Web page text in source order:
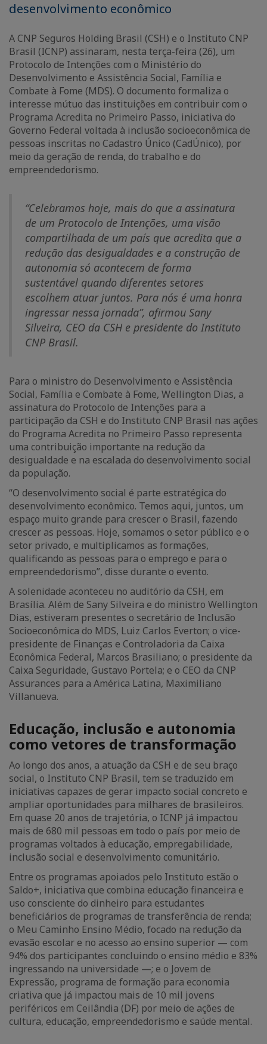
desenvolvimento econômico
A CNP Seguros Holding Brasil (CSH) e o Instituto CNP
Brasil (ICNP) assinaram, nesta terça-feira (26), um
Protocolo de Intenções com o Ministério do
Desenvolvimento e Assistência Social, Família e
Combate à Fome (MDS). O documento formaliza o
interesse mútuo das instituições em contribuir com o
Programa Acredita no Primeiro Passo, iniciativa do
Governo Federal voltada à inclusão socioeconômica de
pessoas inscritas no Cadastro Único (CadÚnico), por
meio da geração de renda, do trabalho e do
empreendedorismo.
“Celebramos hoje, mais do que a assinatura
de um Protocolo de Intenções, uma visão
compartilhada de um país que acredita que a
redução das desigualdades e a construção de
autonomia só acontecem de forma
sustentável quando diferentes setores
escolhem atuar juntos. Para nós é uma honra
ingressar nessa jornada”, afirmou Sany
Silveira, CEO da CSH e presidente do Instituto
CNP Brasil.
Para o ministro do Desenvolvimento e Assistência
Social, Família e Combate à Fome, Wellington Dias, a
assinatura do Protocolo de Intenções para a
participação da CSH e do Instituto CNP Brasil nas ações
do Programa Acredita no Primeiro Passo representa
uma contribuição importante na redução da
desigualdade e na escalada do desenvolvimento social
da população.
“O desenvolvimento social é parte estratégica do
desenvolvimento econômico. Temos aqui, juntos, um
espaço muito grande para crescer o Brasil, fazendo
crescer as pessoas. Hoje, somamos o setor público e o
setor privado, e multiplicamos as formações,
qualificando as pessoas para o emprego e para o
empreendedorismo”, disse durante o evento.
A solenidade aconteceu no auditório da CSH, em
Brasília. Além de Sany Silveira e do ministro Wellington
Dias, estiveram presentes o secretário de Inclusão
Socioeconômica do MDS, Luiz Carlos Everton; o vice-
presidente de Finanças e Controladoria da Caixa
Econômica Federal, Marcos Brasiliano; o presidente da
Caixa Seguridade, Gustavo Portela; e o CEO da CNP
Assurances para a América Latina, Maximiliano
Villanueva.
Educação, inclusão e autonomia
como vetores de transformação
Ao longo dos anos, a atuação da CSH e de seu braço
social, o Instituto CNP Brasil, tem se traduzido em
iniciativas capazes de gerar impacto social concreto e
ampliar oportunidades para milhares de brasileiros.
Em quase 20 anos de trajetória, o ICNP já impactou
mais de 680 mil pessoas em todo o país por meio de
programas voltados à educação, empregabilidade,
inclusão social e desenvolvimento comunitário.
Entre os programas apoiados pelo Instituto estão o
Saldo+, iniciativa que combina educação financeira e
uso consciente do dinheiro para estudantes
beneficiários de programas de transferência de renda;
o Meu Caminho Ensino Médio, focado na redução da
evasão escolar e no acesso ao ensino superior — com
94% dos participantes concluindo o ensino médio e 83%
ingressando na universidade —; e o Jovem de
Expressão, programa de formação para economia
criativa que já impactou mais de 10 mil jovens
periféricos em Ceilândia (DF) por meio de ações de
cultura, educação, empreendedorismo e saúde mental.